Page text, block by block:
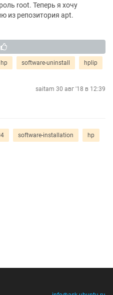
root. Теперь я хочу
из репозитория apt.
hp software-uninstall hplip
saitam 30 авг '18 в 12:39
software-installation hp